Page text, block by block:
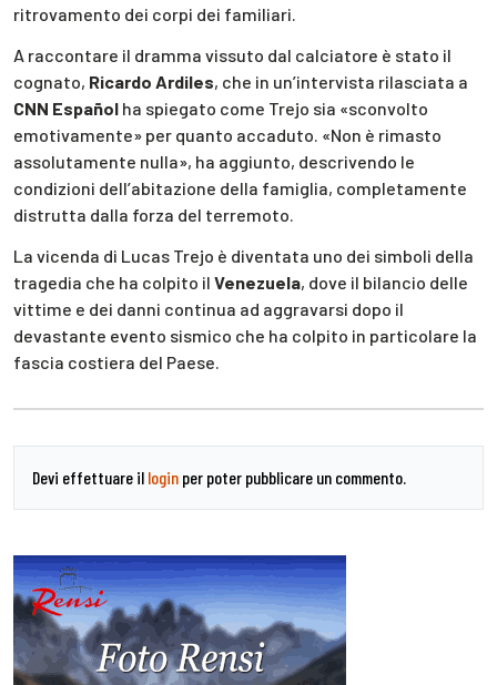
ritrovamento dei corpi dei familiari.
A raccontare il dramma vissuto dal calciatore è stato il
cognato, Ricardo Ardiles, che in un’intervista rilasciata a
CNN Español ha spiegato come Trejo sia «sconvolto
emotivamente» per quanto accaduto. «Non è rimasto
assolutamente nulla», ha aggiunto, descrivendo le
condizioni dell’abitazione della famiglia, completamente
distrutta dalla forza del terremoto.
La vicenda di Lucas Trejo è diventata uno dei simboli della
tragedia che ha colpito il Venezuela, dove il bilancio delle
vittime e dei danni continua ad aggravarsi dopo il
devastante evento sismico che ha colpito in particolare la
fascia costiera del Paese.
Devi effettuare il login per poter pubblicare un commento.